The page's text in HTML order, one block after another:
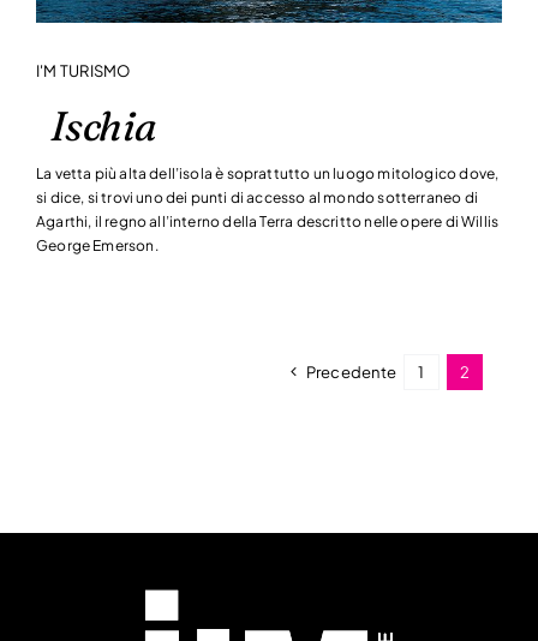
I'M TURISMO
Ischia
La vetta più alta dell’isola è soprattutto un luogo mitologico dove,
si dice, si trovi uno dei punti di accesso al mondo sotterraneo di
Agarthi, il regno all’interno della Terra descritto nelle opere di Willis
George Emerson.
Precedente 1 2